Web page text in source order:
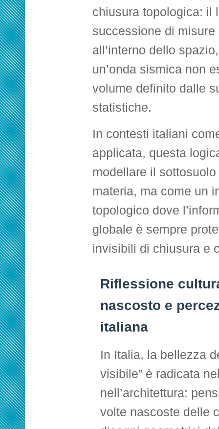
chiusura topologica: il
successione di misure
all’interno dello
un’onda sismica non
volume definito dalle
statistiche.
In contesti italiani
applicata, questa
modellare il
materia, ma come un
topologico dove
globale è sempre
invisibili di chiusura e
Riflessione
nascosto e
italiana
In Italia, la bellezza
visibile” è radicata
nell’architettura:
volte nascoste delle